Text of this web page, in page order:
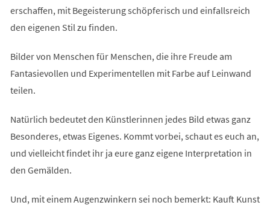
erschaffen, mit Begeisterung schöpferisch und einfallsreich
den eigenen Stil zu finden.
Bilder von Menschen für Menschen, die ihre Freude am
Fantasievollen und Experimentellen mit Farbe auf Leinwand
teilen.
Natürlich bedeutet den Künstlerinnen jedes Bild etwas ganz
Besonderes, etwas Eigenes. Kommt vorbei, schaut es euch an,
und vielleicht findet ihr ja eure ganz eigene Interpretation in
den Gemälden.
Und, mit einem Augenzwinkern sei noch bemerkt: Kauft Kunst